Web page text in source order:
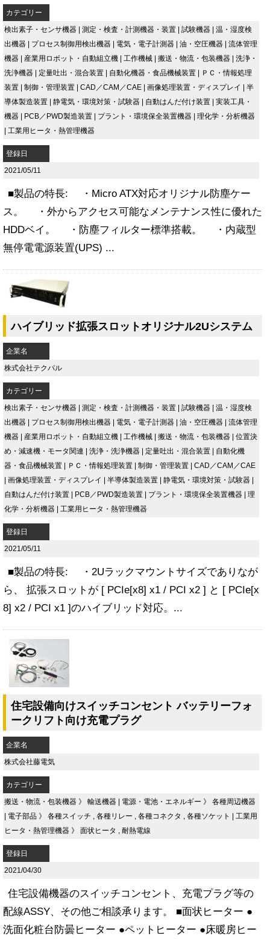
カテゴリー
検出素子・センサ機器 | 測定・検査・計測機器・装置 | 試験機器 | 温・湿度検
出機器 | プロセス制御用検出機器 | 電気・電子計測器 | 油・空圧機器 | 流体管理
機器 | 産業用ロボット・自動組立機 | 工作機械 | 搬送・物流・包装機器 | 洗浄・
洗浄機器 | 定量吐出・混合装置 | 自動化機器・食品機械装置 | ＰＣ・情報処理
装置 | 制御・管理装置 | CAD／CAM／CAE | 画像処理装置・ディスプレイ | 半
導体製造装置 | 静電気・環境対策・試験器 | 自動はんだ付け装置 | 実装工具・
機器 | PCB／PWD製造装置 | プラント・環境保全装置機器 | 理化学・分析機器
| 工業用ヒータ・熱管理機器
登録日
2021/05/11
■製品の特長: ・Micro ATX対応オリジナル防塵ケー
ス。 ・外からアクセス可能なメンテナンス性に優れた
HDDベイ。 ・防塵フィルター標準搭載。 ・内蔵型
無停電電源装置(UPS) ...
ハイブリッド拡張スロットオリジナル2Uシステム
企業名
株式会社テクパル
カテゴリー
検出素子・センサ機器 | 測定・検査・計測機器・装置 | 試験機器 | 温・湿度検
出機器 | プロセス制御用検出機器 | 電気・電子計測器 | 油・空圧機器 | 流体管理
機器 | 産業用ロボット・自動組立機 | 工作機械 | 搬送・物流・包装機器 | 位置決
め・減速機・モータ関連 | 洗浄・洗浄機器 | 定量吐出・混合装置 | 自動化機
器・食品機械装置 | ＰＣ・情報処理装置 | 制御・管理装置 | CAD／CAM／CAE
| 画像処理装置・ディスプレイ | 半導体製造装置 | 静電気・環境対策・試験器 |
自動はんだ付け装置 | PCB／PWD製造装置 | プラント・環境保全装置機器 | 理
化学・分析機器 | 工業用ヒータ・熱管理機器
登録日
2021/05/11
■製品の特長: ・2Uラックマウントサイズでありなが
ら、 拡張スロットが [ PCIe[x8] x1 / PCI x2 ] と [ PCIe[x
8] x2 / PCI x1 ]のハイブリッド対応。...
住宅設備向けスイッチコンセント バッテリーフォ
ークリフト向け充電プラグ
企業名
株式会社藤電気
カテゴリー
搬送・物流・包装機器 》 輸送機器 | 電源・電池・エネルギー 》 各種周辺機器
| 電子部品 》 各種スイッチ 各種リレー 各種コネクタ 各種ソケット | 工業用
ヒータ・熱管理機器 》 面状ヒータ 耐熱電線
登録日
2021/04/30
住宅設備機器のスイッチコンセント、充電プラグ等の
配線ASSY、その他ご相談承ります。 ■面状ヒーター ●
洗面化粧台防曇ヒーター ●ペットヒーター ●床暖房ヒー